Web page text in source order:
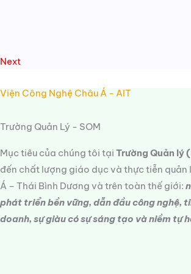
Next
Viện Công Nghệ Châu Á - AIT
Trường Quản Lý - SOM
Mục tiêu của chúng tôi tại Trường Quản lý
đến chất lượng giáo dục và thực tiễn quản
Á – Thái Bình Dương và trên toàn thế giới:
phát triển bền vững, dẫn đầu công nghệ,
doanh, sự giàu có sự sáng tạo và niềm tự